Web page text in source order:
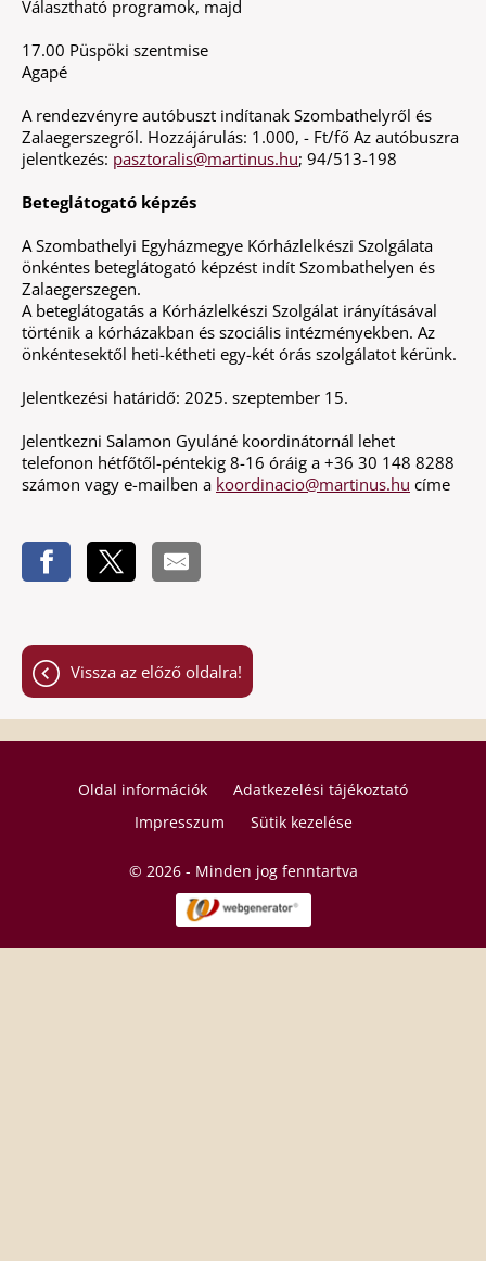
Választható programok, majd
17.00 Püspöki szentmise
Agapé
A rendezvényre autóbuszt indítanak Szombathelyről és
Zalaegerszegről. Hozzájárulás: 1.000, - Ft/fő Az autóbuszra
jelentkezés: pasztoralis@martinus.hu; 94/513-198
Beteglátogató képzés
A Szombathelyi Egyházmegye Kórházlelkészi Szolgálata
önkéntes beteglátogató képzést indít Szombathelyen és
Zalaegerszegen.
A beteglátogatás a Kórházlelkészi Szolgálat irányításával
történik a kórházakban és szociális intézményekben. Az
önkéntesektől heti-kétheti egy-két órás szolgálatot kérünk.
Jelentkezési határidő: 2025. szeptember 15.
Jelentkezni Salamon Gyuláné koordinátornál lehet
telefonon hétfőtől-péntekig 8-16 óráig a +36 30 148 8288
számon vagy e-mailben a koordinacio@martinus.hu címe
Vissza az előző oldalra!
© 2026 - Minden jog fenntartva
Oldal információk
Adatkezelési tájékoztató
Impresszum
Sütik kezelése